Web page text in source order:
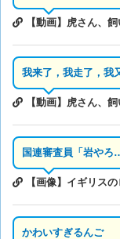
【動画】虎さん、
我来了，我走了，我
【動画】虎さん、
国連審査員「岩やろ
【画像】イギリス
かわいすぎるんご